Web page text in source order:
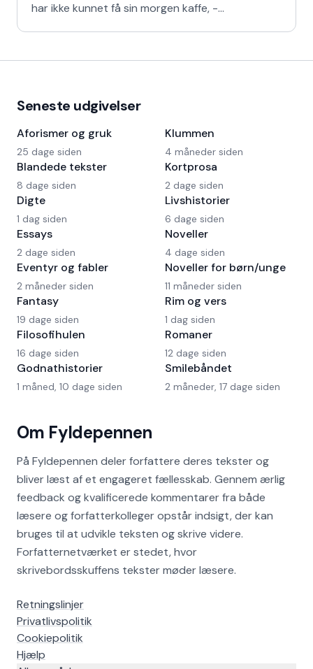
har ikke kunnet få sin morgen kaffe, -
Om Fyldepennen
På Fyldepennen deler forfattere deres tekster og
bliver læst af et engageret fællesskab. Gennem ærlig
feedback og kvalificerede kommentarer fra både
læsere og forfatterkolleger opstår indsigt, der kan
bruges til at udvikle teksten og skrive videre.
Forfatternetværket er stedet, hvor
skrivebordsskuffens tekster møder læsere.
Retningslinjer
Privatlivspolitik
Cookiepolitik
Hjælp
Seneste udgivelser
Aforismer og gruk
25 dage siden
Blandede tekster
8 dage siden
Digte
1 dag siden
Essays
2 dage siden
Eventyr og fabler
2 måneder siden
Fantasy
19 dage siden
Filosofihulen
16 dage siden
Godnathistorier
1 måned, 10 dage siden
Klummen
4 måneder siden
Kortprosa
2 dage siden
Livshistorier
6 dage siden
Noveller
4 dage siden
Noveller for børn/unge
11 måneder siden
Rim og vers
1 dag siden
Romaner
12 dage siden
Smilebåndet
2 måneder, 17 dage siden